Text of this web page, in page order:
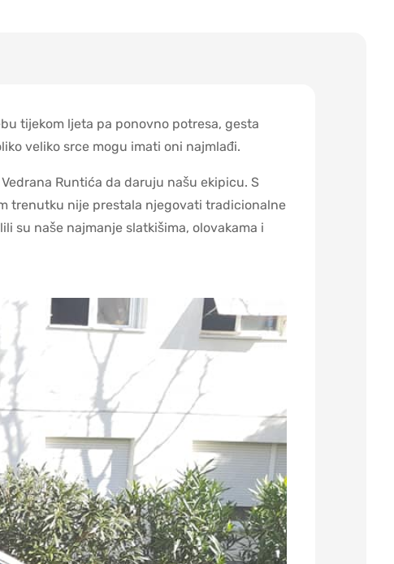
tijekom ljeta pa ponovno potresa, gesta
veliko srce mogu imati oni najmlađi.
Runtića da daruju našu ekipicu. S
trenutku nije prestala njegovati tradicionalne
su naše najmanje slatkišima, olovakama i